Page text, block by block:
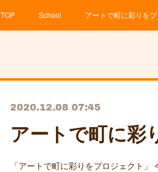
TOP School アートで町に彩りを
2020.12.08 07:45
アートで町に彩
「アートで町に彩りをプロジェクト」